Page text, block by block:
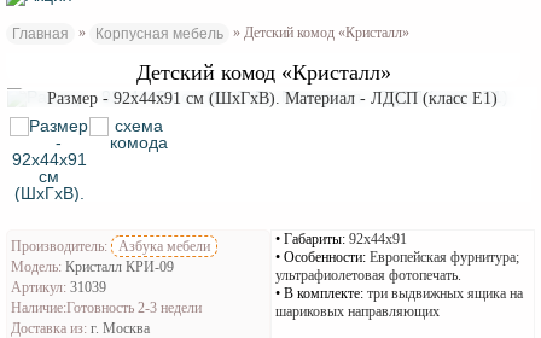
Главная » Корпусная мебель » Детский комод «Кристалл»
Детский комод «Кристалл»
Размер - 92x44x91 см (ШхГхВ). Материал - ЛДСП (класс Е1)
Производитель:
Азбука мебели
Модель: Кристалл КРИ-09
Артикул: 31039
Наличие:Готовность 2-3 недели
Доставка из: г. Москва
Габариты: 92х44х91
Особенности: Европейская фурнитура;
ультрафиолетовая фотопечать.
В комплекте: три выдвижных ящика на
шариковых направляющих